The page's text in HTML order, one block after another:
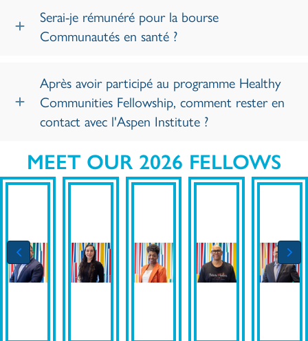
Serai-je rémunéré pour la bourse
Communautés en santé ?
Après avoir participé au programme Healthy
Communities Fellowship, comment rester en
contact avec l'Aspen Institute ?
MEET OUR 2026 FELLOWS